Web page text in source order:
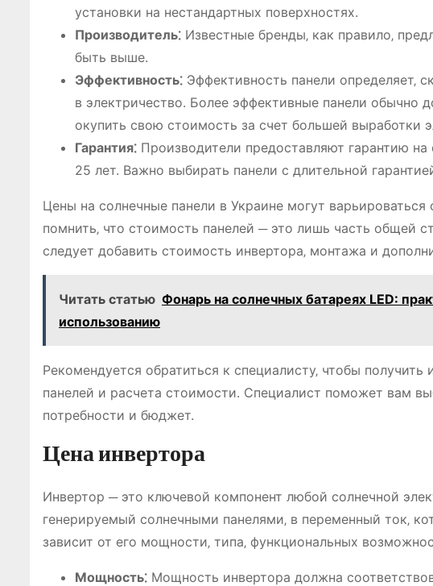
установки на нестандартных поверхностях.
Производитель⁚ Известные бренды‚ как правило‚
быть выше.
Эффективность⁚ Эффективность панели определяет‚
в электричество. Более эффективные панели обычно
окупить свою стоимость за счет большей выработки
Гарантия⁚ Производители предоставляют гарантию
25 лет. Важно выбирать панели с длительной
Цены на солнечные панели в Украине могут
помнить‚ что стоимость панелей ─ это лишь часть общей
следует добавить стоимость инвертора‚ монтажа и
Читать статью Фонарь на солнечных батареях LED:
использованию
Рекомендуется обратиться к специалисту‚ чтобы
панелей и расчета стоимости. Специалист поможет вам
потребности и бюджет.
Цена инвертора
Инвертор ─ это ключевой компонент любой солнечной
генерируемый солнечными панелями‚ в переменный ток‚
зависит от его мощности‚ типа‚ функциональных
Мощность⁚ Мощность инвертора должна